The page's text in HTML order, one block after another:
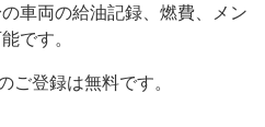
車両の給油記録、燃費、メン
です。
ご登録は無料です。